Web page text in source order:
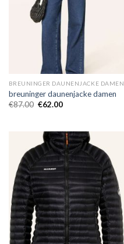
BREUNINGER DAUNENJACKE DAMEN
breuninger daunenjacke damen
€87.00 €62.00